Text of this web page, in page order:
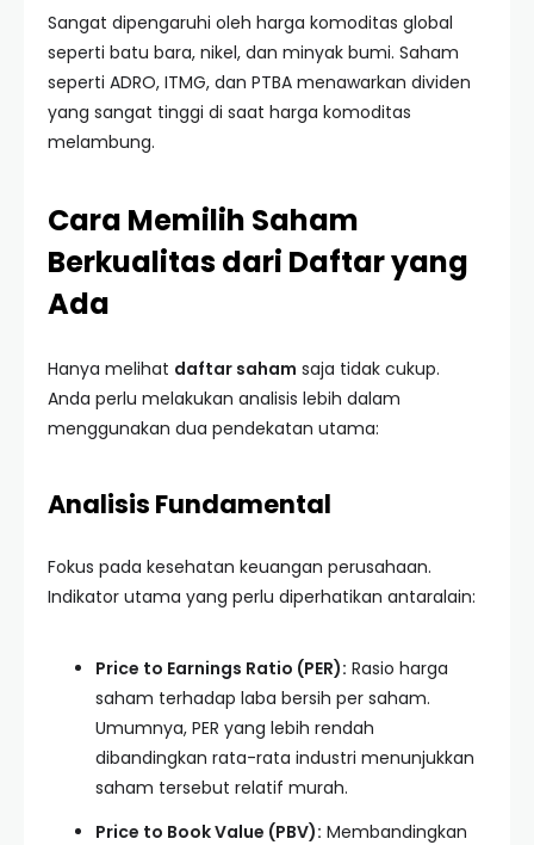
Sangat dipengaruhi oleh harga komoditas global
seperti batu bara, nikel, dan minyak bumi. Saham
seperti ADRO, ITMG, dan PTBA menawarkan dividen
yang sangat tinggi di saat harga komoditas
melambung.
Cara Memilih Saham
Berkualitas dari Daftar yang
Ada
Hanya melihat daftar saham saja tidak cukup.
Anda perlu melakukan analisis lebih dalam
menggunakan dua pendekatan utama:
Analisis Fundamental
Fokus pada kesehatan keuangan perusahaan.
Indikator utama yang perlu diperhatikan antaralain:
Price to Earnings Ratio (PER): Rasio harga
saham terhadap laba bersih per saham.
Umumnya, PER yang lebih rendah
dibandingkan rata-rata industri menunjukkan
saham tersebut relatif murah.
Price to Book Value (PBV): Membandingkan